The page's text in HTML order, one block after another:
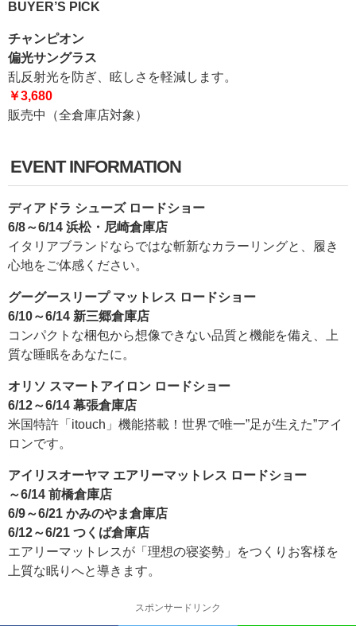
BUYER’S PICK
チャンピオン
偏光サングラス
乱反射光を防ぎ、眩しさを軽減します。
￥3,680
販売中（全倉庫店対象）
EVENT INFORMATION
ディアドラ シューズ ロードショー
6/8～6/14 浜松・尼崎倉庫店
イタリアブランドならではな斬新なカラーリングと、履き
心地をご体感ください。
グーグースリープ マットレス ロードショー
6/10～6/14 新三郷倉庫店
コンパクトな梱包から想像できない品質と機能を備え、上
質な睡眠をあなたに。
オリソ スマートアイロン ロードショー
6/12～6/14 幕張倉庫店
米国特許「itouch」機能搭載！世界で唯一”足が生えた”アイ
ロンです。
アイリスオーヤマ エアリーマットレス ロードショー
～6/14 前橋倉庫店
6/9～6/21 かみのやま倉庫店
6/12～6/21 つくば倉庫店
エアリーマットレスが「理想の寝姿勢」をつくりお客様を
上質な眠りへと導きます。
スポンサードリンク